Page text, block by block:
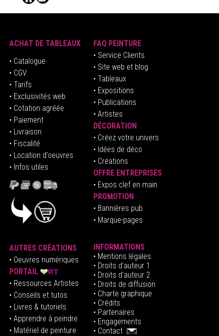
ACHAT DE TABLEAUX
• Catalogue
• CGV
• Tarifs
• Exclusivités web
• Cotation agréée
• Paiement
• Livraison
• Fiscalité
• Location d'oeuvres
• Infos utiles
FAQ PEINTURE
• Service Clients
• Site web et blog
• Tableaux
• Expositions
• Publications
• Artistes
DÉCORATION
• Créez votre univers
• Idées de déco
• Créations
OFFRE ENTREPRISES
• Expos clef en main
PROMOTION
• Bannières pub
• Marque-pages
AUTRES CRÉATIONS
• Oeuvres numériques
PORTAIL
• Ressources Artistes
• Conseils et tutos
• Livres & tutoriels
• Apprendre à peindre
• Matériel de peinture
INFORMATIONS
• Mentions légales
• Droits d'auteur1
• Droits d'auteur 2
• Droits de diffusion
• Charte graphique
• Crédits
• Partenaires
• Engagements
• Contact